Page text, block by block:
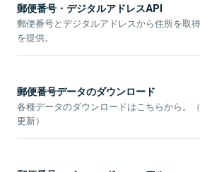
郵便番号・デジタルアドレスAPI
郵便番号とデジタルアドレスから住所を取
を提供。
郵便番号データのダウンロード
各種データのダウンロードはこちらから。
更新）